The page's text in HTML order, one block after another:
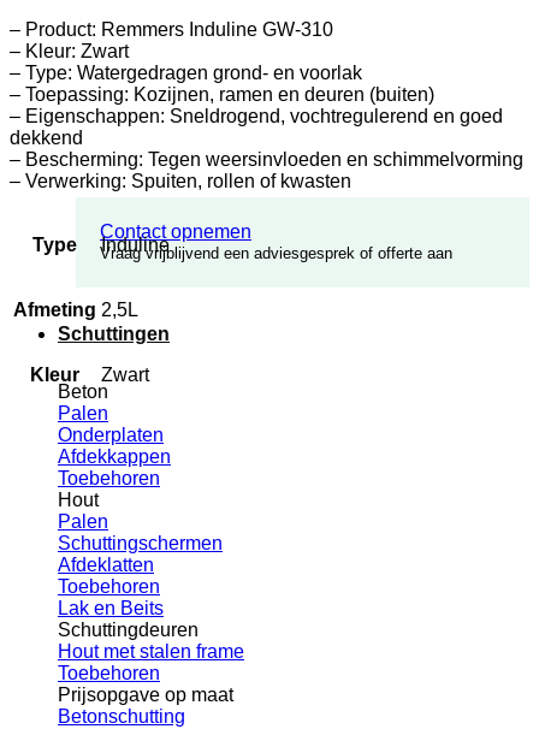
Contact opnemen
Vraag vrijblijvend een adviesgesprek of offerte aan
Schuttingen
Beton
Palen
Onderplaten
Afdekkappen
Toebehoren
Hout
Palen
Schuttingschermen
Afdeklatten
Toebehoren
Lak en Beits
Schuttingdeuren
Hout met stalen frame
Toebehoren
Prijsopgave op maat
Betonschutting
– Product: Remmers Induline GW-310
– Kleur: Zwart
– Type: Watergedragen grond- en voorlak
– Toepassing: Kozijnen, ramen en deuren (buiten)
– Eigenschappen: Sneldrogend, vochtregulerend en goed
dekkend
– Bescherming: Tegen weersinvloeden en schimmelvorming
– Verwerking: Spuiten, rollen of kwasten
Type Induline
Afmeting 2,5L
Kleur Zwart